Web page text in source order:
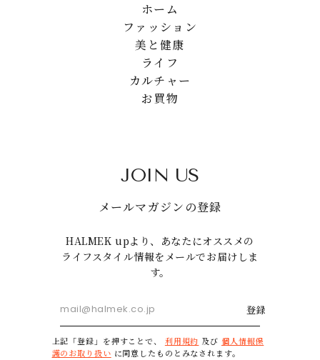
ホーム
ファッション
美と健康
ライフ
カルチャー
お買物
JOIN US
メールマガジンの登録
HALMEK upより、あなたにオススメの
ライフスタイル情報をメールでお届けしま
す。
登録
上記「登録」を押すことで、 利用規約 及び 個人情報保
護のお取り扱い に同意したものとみなされます。